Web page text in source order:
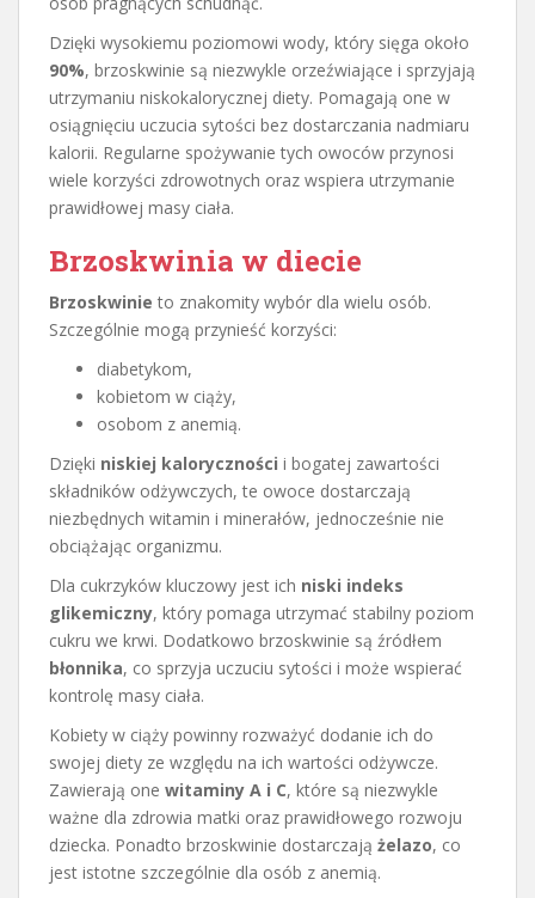
Dzięki wysokiemu poziomowi wody, który sięga około
90%, brzoskwinie są niezwykle orzeźwiające i sprzyjają
utrzymaniu niskokalorycznej diety. Pomagają one w
osiągnięciu uczucia sytości bez dostarczania nadmiaru
kalorii. Regularne spożywanie tych owoców przynosi
wiele korzyści zdrowotnych oraz wspiera utrzymanie
prawidłowej masy ciała.
Brzoskwinia w diecie
Brzoskwinie to znakomity wybór dla wielu osób.
Szczególnie mogą przynieść korzyści:
diabetykom,
kobietom w ciąży,
osobom z anemią.
Dzięki niskiej kaloryczności i bogatej zawartości
składników odżywczych, te owoce dostarczają
niezbędnych witamin i minerałów, jednocześnie nie
obciążając organizmu.
Dla cukrzyków kluczowy jest ich niski indeks
glikemiczny, który pomaga utrzymać stabilny poziom
cukru we krwi. Dodatkowo brzoskwinie są źródłem
błonnika, co sprzyja uczuciu sytości i może wspierać
kontrolę masy ciała.
Kobiety w ciąży powinny rozważyć dodanie ich do
swojej diety ze względu na ich wartości odżywcze.
Zawierają one witaminy A i C, które są niezwykle
ważne dla zdrowia matki oraz prawidłowego rozwoju
dziecka. Ponadto brzoskwinie dostarczają żelazo, co
jest istotne szczególnie dla osób z anemią.